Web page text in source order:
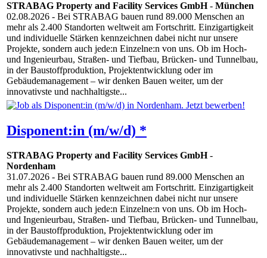
STRABAG Property and Facility Services GmbH- München
02.08.2026 - Bei STRABAG bauen rund 89.000 Menschen an
mehr als 2.400 Standorten weltweit am Fortschritt. Einzigartigkeit
und individuelle Stärken kennzeichnen dabei nicht nur unsere
Projekte, sondern auch jede:n Einzelne:n von uns. Ob im Hoch-
und Ingenieurbau, Straßen- und Tiefbau, Brücken- und Tunnelbau,
in der Baustoffproduktion, Projektentwicklung oder im
Gebäudemanagement – wir denken Bauen weiter, um der
innovativste und nachhaltigste...
Disponent:in (m/w/d) *
STRABAG Property and Facility Services GmbH-
Nordenham
31.07.2026 - Bei STRABAG bauen rund 89.000 Menschen an
mehr als 2.400 Standorten weltweit am Fortschritt. Einzigartigkeit
und individuelle Stärken kennzeichnen dabei nicht nur unsere
Projekte, sondern auch jede:n Einzelne:n von uns. Ob im Hoch-
und Ingenieurbau, Straßen- und Tiefbau, Brücken- und Tunnelbau,
in der Baustoffproduktion, Projektentwicklung oder im
Gebäudemanagement – wir denken Bauen weiter, um der
innovativste und nachhaltigste...